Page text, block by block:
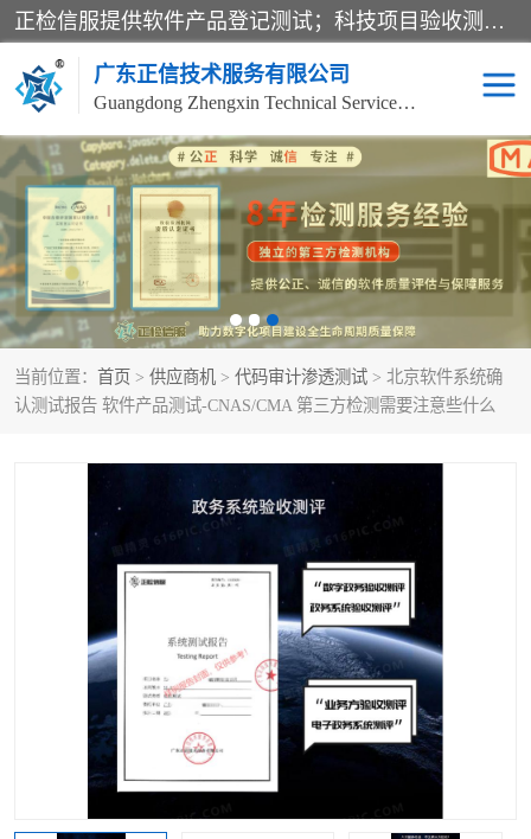
正检信服提供软件产品登记测试；科技项目验收测试；产品确认测试；功能测试；性能测试；安全测试；代码审计测试；漏洞扫描测试；渗透测试；风险评估测试；信息安全等级保护测评；双软认定；实验室建设质量体系建设；软件着作权、软件评测等服务。
广东正信技术服务有限公司
Guangdong Zhengxin Technical Service Co., Ltd
当前位置： 首页 > 供应商机 > 代码审计渗透测试 > 北京软件系统确
认测试报告 软件产品测试-CNAS/CMA 第三方检测需要注意些什么
电子政务验收测评 数字信息化验收测评
应用软件系统测试 信息系统漏洞扫描
科技成果鉴定测试 软件产品登记测试
信息安全风险评估 系统性能效率测试